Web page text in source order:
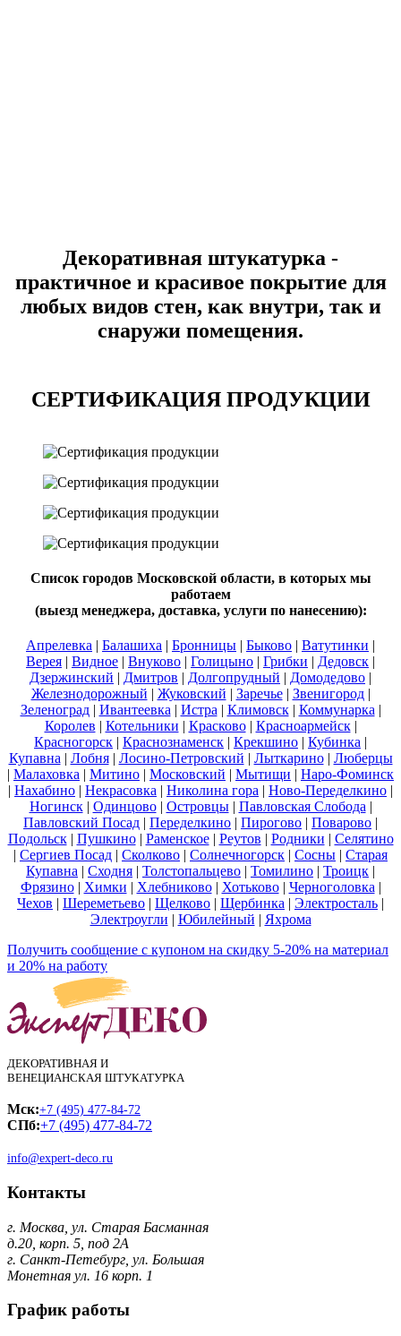
Декоративная штукатурка -
практичное и красивое покрытие для
любых видов стен, как внутри, так и
снаружи помещения.
СЕРТИФИКАЦИЯ ПРОДУКЦИИ
Список городов Московской области, в которых мы
работаем
(выезд менеджера, доставка, услуги по нанесению):
Апрелевка | Балашиха | Бронницы | Быково | Ватутинки |
Верея | Видное | Внуково | Голицыно | Грибки | Дедовск |
Дзержинский | Дмитров | Долгопрудный | Домодедово |
Железнодорожный | Жуковский | Заречье| Звенигород|
Зеленоград| Ивантеевка | Истра | Климовск| Коммунарка |
Королев | Котельники | Красково| Красноармейск|
Красногорск | Краснознаменск | Крекшино | Кубинка |
Купавна | Лобня| Лосино-Петровский | Лыткарино| Люберцы
| Малаховка | Митино | Московский | Мытищи | Наро-Фоминск
| Нахабино | Некрасовка | Николина гора | Ново-Переделкино |
Ногинск| Одинцово| Островцы| Павловская Слобода |
Павловский Посад | Переделкино | Пирогово | Поварово |
Подольск| Пушкино| Раменское| Реутов | Родники | Селятино
| Сергиев Посад | Сколково | Солнечногорск | Сосны | Старая
Купавна | Сходня | Толстопальцево | Томилино | Троицк |
Фрязино| Химки | Хлебниково| Хотьково| Черноголовка |
Чехов | Шереметьево | Щелково | Щербинка | Электросталь |
Электроугли | Юбилейный | Яхрома
Получить сообщение с купоном на скидку 5-20% на материал
и 20% на работу
ДЕКОРАТИВНАЯ И
ВЕНЕЦИАНСКАЯ ШТУКАТУРКА
Мск:+7 (495) 477-84-72
СПб:+7 (495) 477-84-72
info@expert-deco.ru
Контакты
г. Москва, ул. Старая Басманная
д.20, корп. 5, под 2А
г. Санкт-Петебург, ул. Большая
Монетная ул. 16 корп. 1
График работы